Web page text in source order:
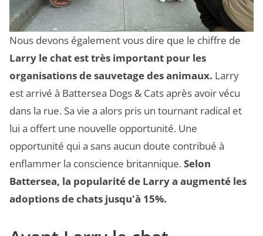
Nous devons également vous dire que le chiffre de
Larry le chat est très important pour les
organisations de sauvetage des animaux. Larry
est arrivé à Battersea Dogs & Cats après avoir vécu
dans la rue. Sa vie a alors pris un tournant radical et
lui a offert une nouvelle opportunité. Une
opportunité qui a sans aucun doute contribué à
enflammer la conscience britannique.Selon
Battersea, la popularité de Larry a augmenté les
adoptions de chats jusqu'à 15%.